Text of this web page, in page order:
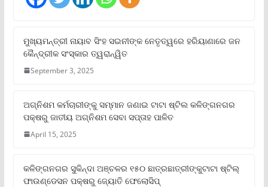
ମୁଖ୍ୟମନ୍ତ୍ରୀ ନାୟାବ ସିଂହ ସଇନୀଙ୍କ ନେତୃତ୍ୱରେ ହରିୟାଣାରେ ଜନ
କୈନ୍ଦ୍ରୀକ ସଂସ୍କାର ତ୍ୱରାନ୍ୱିତ
September 3, 2025
ଅଗ୍ନିଶମ କର୍ମଚାରୀଙ୍କୁ ସମ୍ମାନ ଜଣାଇ ଟାଟା ଷ୍ଟିଲ କଳିଙ୍ଗନଗର
ପକ୍ଷରୁ ଜାତୀୟ ଅଗ୍ନିଶମ ସେବା ସପ୍ତାହ ପାଳିତ
April 15, 2025
କଳିଙ୍ଗନଗର ସୁକିନ୍ଦା ଅଞ୍ଚଳର ୧୫୦ ଛାତ୍ରଛାତ୍ରୀଙ୍କୁଟାଟା ଷ୍ଟିଲ୍
ଫାଉଣ୍ଡେସନ ପକ୍ଷରୁ ଜ୍ୟୋତି ଫେଲୋସିପ୍‌